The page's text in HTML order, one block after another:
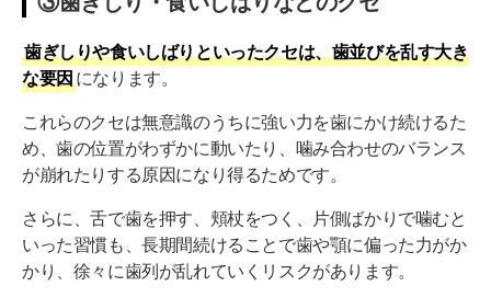
歯ぎしりや食いしばりといったクセは、歯並びを乱す大き
な要因 になります。
これらのクセは無意識のうちに強い力を歯にかけ続けるた
め、歯の位置がわずかに動いたり、噛み合わせのバランス
が崩れたりする原因になり得るためです。
さらに、舌で歯を押す、頬杖をつく、片側ばかりで噛むと
いった習慣も、長期間続けることで歯や顎に偏った力がか
かり、徐々に歯列が乱れていくリスクがあります。